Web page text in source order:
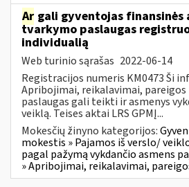
Ar gali gyventojas finansinės
tvarkymo paslaugas
individualią
Web turinio sąrašas 2022-06-14
Registracijos numeris KM0473 Ši
Apribojimai, reikalavimai, pareigos
paslaugas gali teikti ir asmenys
veiklą. Teises aktai LRS GPMĮ...
Mokesčių žinyno kategorijos:
mokestis » Pajamos iš verslo/
pagal pažymą vykdančio asmens
» Apribojimai, reikalavimai,